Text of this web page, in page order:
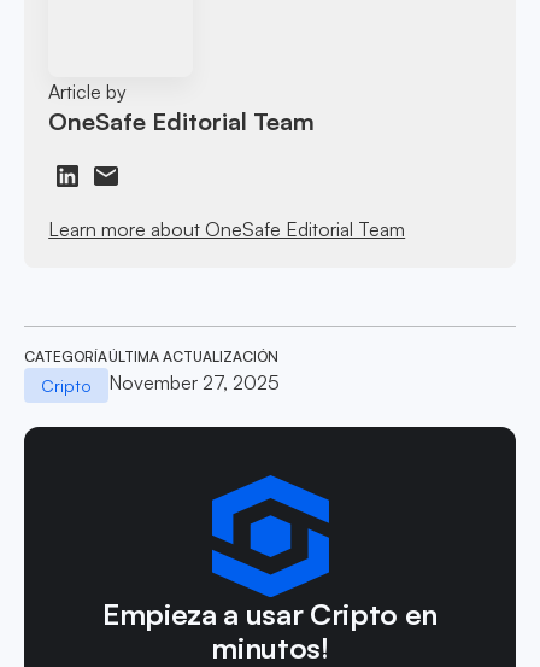
Article by
OneSafe Editorial Team
Learn more about OneSafe Editorial Team
CATEGORÍA
Cripto
ÚLTIMA ACTUALIZACIÓN
November 27, 2025
Empieza a usar Cripto en
minutos!